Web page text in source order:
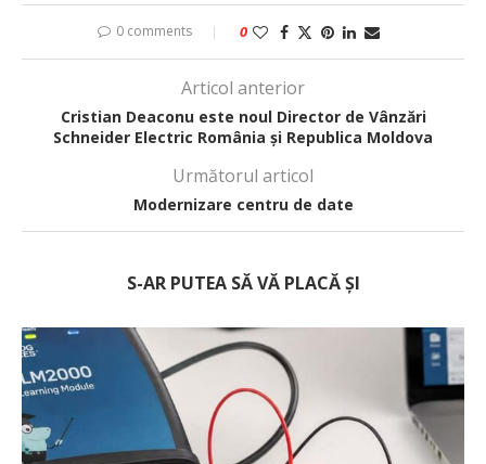
0 comments 0
Articol anterior
Cristian Deaconu este noul Director de Vânzări
Schneider Electric România și Republica Moldova
Următorul articol
Modernizare centru de date
S-AR PUTEA SĂ VĂ PLACĂ ȘI